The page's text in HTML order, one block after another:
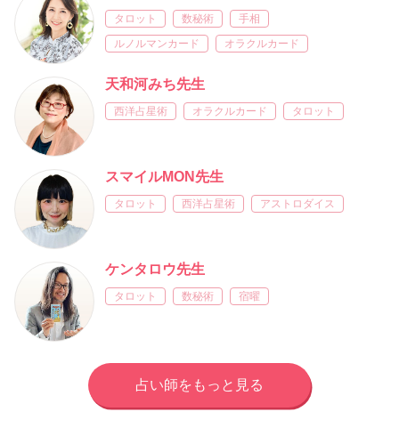
タロット 数秘術
手相
ルノルマンカード
オラクルカード
天和河みち先生
西洋占星術 オラクルカード タロット
スマイルMON先生
タロット 西洋占星術 アストロダイス
ケンタロウ先生
タロット 数秘術 宿曜
占い師をもっと見る